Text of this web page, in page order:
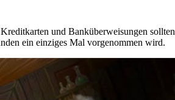
und Banküberweisungen
ein einziges Mal vorgenommen wird.